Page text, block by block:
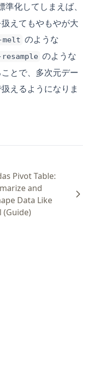
化してしまえば、
えてもやもやが大
melt のような
resample のような
とで、多次元デー
えるようになりま
Pivot Table:
and
Data Like
(Guide)